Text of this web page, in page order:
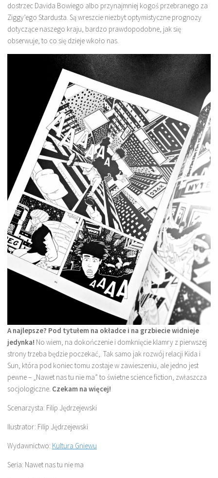
dostrzec Davida Bowiego albo przynajmniej kogoś przebranego za
Ziggy’ego Stardusta. Są wreszcie niezbyt optymistyczne prognozy
dotyczące naszego kraju, bardzo prawdopodobne, jak się
obserwuje, to co się dzieje wkoło nas.
A najlepsze? Pod tytułem na okładce i na grzbiecie widnieje
jedynka! No wiem, na dokończenie i domknięcie klamry z pierwszej
strony trzeba będzie poczekać,. Tak samo jak rozwój relacji Kida i
Sun, która pod koniec tomu zostaje w zawieszeniu, ale jedno jest
pewne – „Nawet nas tu nie ma” to świetne science fiction, zwłaszcza
socjologiczne. Czekam na więcej!
Scenarzysta: Filip Jędrzejewski
Ilustrator: Filip Jędrzejewski
Wydawnictwo: Kultura Gniewu
Seria: Nawet nas tu nie ma